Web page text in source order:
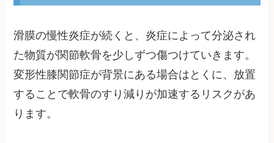
滑膜の慢性炎症が続くと、炎症によって分泌され
た物質が関節軟骨を少しずつ傷つけていきます。
変形性膝関節症が背景にある場合はとくに、放置
することで軟骨のすり減りが加速するリスクがあ
ります。